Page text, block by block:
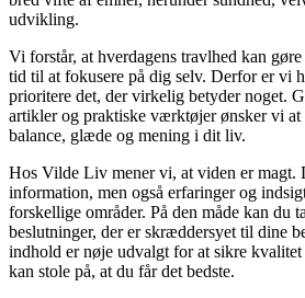
udvikling.
Vi forstår, at hverdagens travlhed kan
tid til at fokusere på dig selv. Derfor er vi
prioritere det, der virkelig betyder noget.
artikler og praktiske værktøjer ønsker vi
balance, glæde og mening i dit liv.
Hos Vilde Liv mener vi, at viden er magt.
information, men også erfaringer og
forskellige områder. På den måde kan du
beslutninger, der er skræddersyet til dine
indhold er nøje udvalgt for at sikre kvalitet
kan stole på, at du får det bedste.